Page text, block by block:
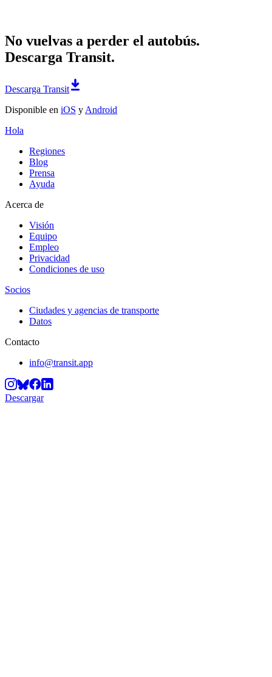
No vuelvas a perder el autobús.
Descarga Transit.
Descarga Transit
Disponible en iOS y Android
Hola
Regiones
Blog
Prensa
Ayuda
Acerca de
Visión
Equipo
Empleo
Privacidad
Condiciones de uso
Socios
Ciudades y agencias de transporte
Datos
Contacto
info@transit.app
Descargar